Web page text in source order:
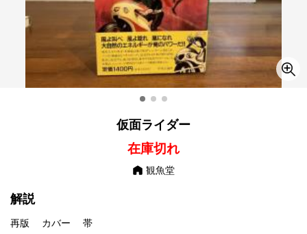
仮面ライダー
在庫切れ
観魚堂
解説
再版 カバー 帯